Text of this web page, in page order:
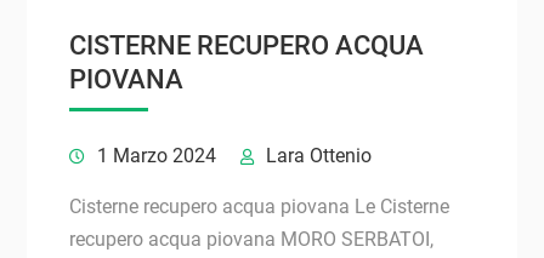
CISTERNE RECUPERO ACQUA
PIOVANA
1 Marzo 2024 Lara Ottenio
Cisterne recupero acqua piovana Le Cisterne
recupero acqua piovana MORO SERBATOI,